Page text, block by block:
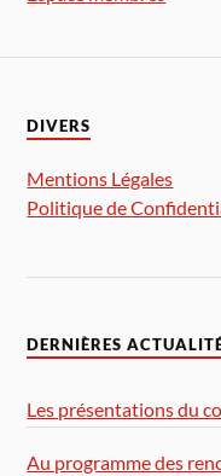
DIVERS
Mentions Légales
Politique de
DERNIÈRES
Les présentations du
Au programme des